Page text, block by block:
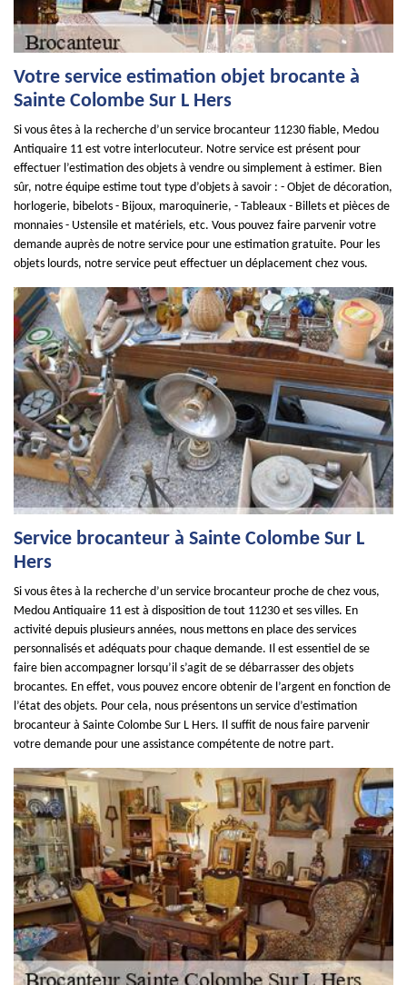
Votre service estimation objet brocante à
Sainte Colombe Sur L Hers
Si vous êtes à la recherche d’un service brocanteur 11230 fiable, Medou
Antiquaire 11 est votre interlocuteur. Notre service est présent pour
effectuer l’estimation des objets à vendre ou simplement à estimer. Bien
sûr, notre équipe estime tout type d’objets à savoir : - Objet de décoration,
horlogerie, bibelots - Bijoux, maroquinerie, - Tableaux - Billets et pièces de
monnaies - Ustensile et matériels, etc. Vous pouvez faire parvenir votre
demande auprès de notre service pour une estimation gratuite. Pour les
objets lourds, notre service peut effectuer un déplacement chez vous.
Service brocanteur à Sainte Colombe Sur L
Hers
Si vous êtes à la recherche d’un service brocanteur proche de chez vous,
Medou Antiquaire 11 est à disposition de tout 11230 et ses villes. En
activité depuis plusieurs années, nous mettons en place des services
personnalisés et adéquats pour chaque demande. Il est essentiel de se
faire bien accompagner lorsqu’il s’agit de se débarrasser des objets
brocantes. En effet, vous pouvez encore obtenir de l’argent en fonction de
l’état des objets. Pour cela, nous présentons un service d’estimation
brocanteur à Sainte Colombe Sur L Hers. Il suffit de nous faire parvenir
votre demande pour une assistance compétente de notre part.